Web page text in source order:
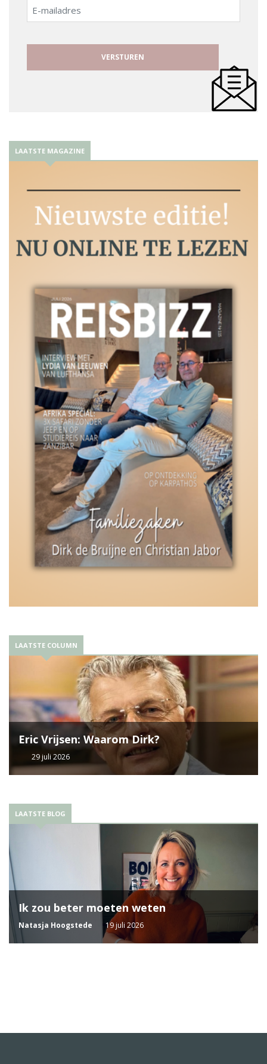
E-
mailadres
LAATSTE MAGAZINE
LAATSTE COLUMN
Eric Vrijsen: Waarom Dirk?
29 juli 2026
LAATSTE BLOG
Ik zou beter moeten weten
Natasja Hoogstede 19 juli 2026